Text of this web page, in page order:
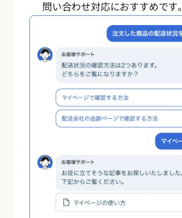
問い合わせ対応におすすめです。